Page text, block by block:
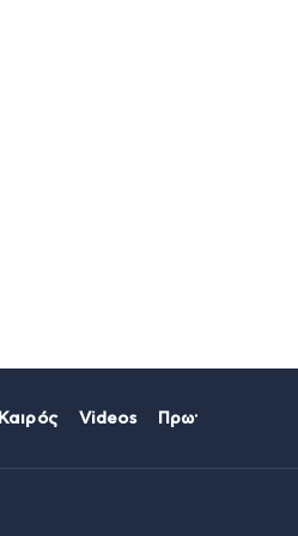
Καιρός Videos Πρωτοσέλιδα